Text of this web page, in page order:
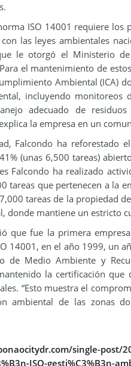
ISO 14001 requiere los
las leyes ambientales
le otorgó el Ministerio
el mantenimiento de
Ambiental (ICA)
incluyendo monitoreos
adecuado de
la empresa en un
Falcondo ha reforestado
(unas 6,500 tareas)
Falcondo ha realizado
tareas que pertenecen a la
tareas de la propiedad
donde mantiene un estricto
que fue la primera
14001, en el año 1999, un
de Medio Ambiente y
la certificación
“Esto muestra el
ambiental de las zonas
single-post/
ISO-gesti%C3%B3n-